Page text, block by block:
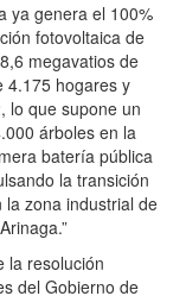
ya genera el 100%
fotovoltaica de
megavatios de
4.175 hogares y
lo que supone un
árboles en la
batería pública
la transición
zona industrial de
la resolución
del Gobierno de